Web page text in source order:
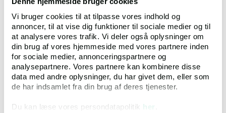
Vi bruger cookies til at tilpasse vores indhold og
annoncer, til at vise dig funktioner til sociale medier og til
at analysere vores trafik. Vi deler også oplysninger om
din brug af vores hjemmeside med vores partnere inden
for sociale medier, annonceringspartnere og
analysepartnere. Vores partnere kan kombinere disse
data med andre oplysninger, du har givet dem, eller som
de har indsamlet fra din brug af deres tjenester.
Du kan læse vores persondatapolitik her
tvangsauktionsvilkår, optælling og
sidenummerering, upload til
tvangsauktioner.dk i optimeret pdf-format,
webhotelplads, trafikudgifter, service mv.
Professionel udvendig fotografering
ejendommen. Fotos kan hentes til brug for
udarbejdelse af salgsopstilling
Upload af advokatens egne digitale fotos af
salgsopstillingen)